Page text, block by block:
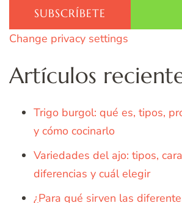
Change privacy settings
Artículos
Trigo burgol: qué es, tipos,
y cómo cocinarlo
Variedades del ajo: tipos,
diferencias y cuál elegir
¿Para qué sirven las